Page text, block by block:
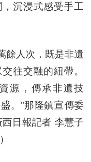
沉浸式感受手工
人次，既是非遺
往交融的紐帶。
源，傳承非遺技
。”那隆鎮宣傳委
日報記者 李慧子